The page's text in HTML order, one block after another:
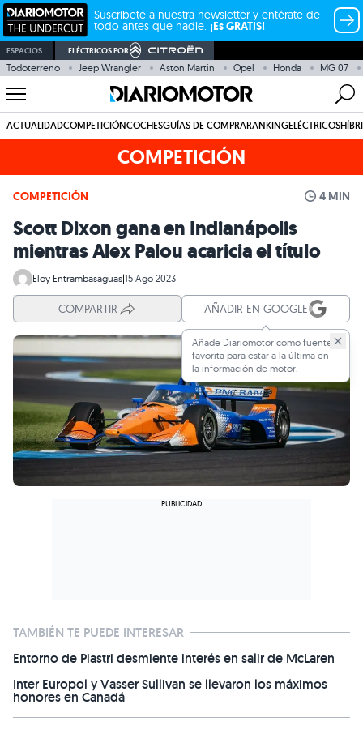
Suscríbete a nuestra newsletter y entérate de
todo antes que nadie. ¡Es GRATIS!
ESPACIOS ELÉCTRICOS POR
Todoterreno Jeep Wrangler Aston Martin Opel Honda MG 07
ACTUALIDADCOMPETICIÓNCOCHESGUÍAS DE COMPRARANKINGELÉCTRICOS
COMPETICIÓN
COMPETICIÓN 4 MIN
Scott Dixon gana en Indianápolis
mientras Alex Palou acaricia el título
Eloy Entrambasaguas|15 Ago 2023
COMPARTIR AÑADIR EN GOOGLE
Añade Diariomotor como fuente
favorita para estar a la última en
la información de motor.
TAMBIÉN TE PUEDE INTERESAR
Entorno de Piastri desmiente interés en salir de McLaren
Inter Europol y Vasser Sullivan se llevaron los máximos
honores en Canadá